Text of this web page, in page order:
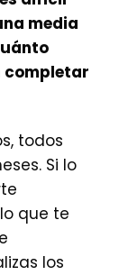
media
completar
todos
Si lo
que te
los